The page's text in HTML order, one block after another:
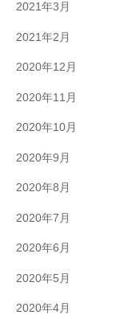
2021年3月
2021年2月
2020年12月
2020年11月
2020年10月
2020年9月
2020年8月
2020年7月
2020年6月
2020年5月
2020年4月